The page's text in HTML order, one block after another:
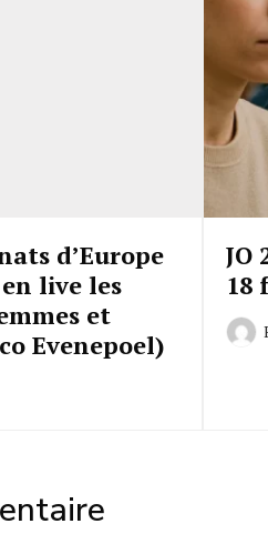
d’Europe
live les
et
Evenepoel)
JO
18